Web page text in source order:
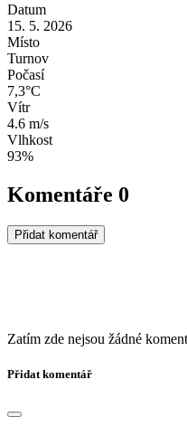
Datum
15. 5. 2026
Místo
Turnov
Počasí
7,3°C
Vítr
4.6 m/s
Vlhkost
93%
Komentáře 0
Přidat komentář
Zatím zde nejsou žádné
Přidat komentář